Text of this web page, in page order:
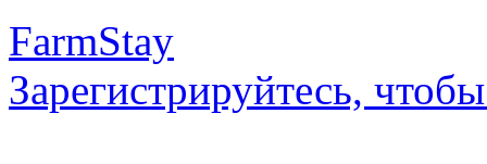
FarmStay
Зарегистрируйтесь,